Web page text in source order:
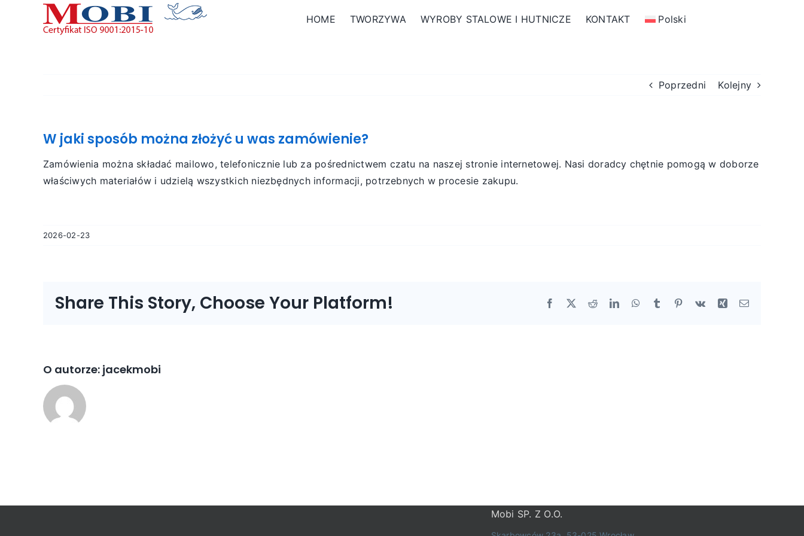
HOME TWORZYWA WYROBY STALOWE I HUTNICZE KONTAKT Polski
Poprzedni Kolejny
W jaki sposób można złożyć u was zamówienie?
Zamówienia można składać mailowo, telefonicznie lub za pośrednictwem czatu na naszej stronie internetowej. Nasi doradcy chętnie pomogą w doborze
właściwych materiałów i udzielą wszystkich niezbędnych informacji, potrzebnych w procesie zakupu.
2026-02-23
Share This Story, Choose Your Platform! Facebook RedditLinkedInWhatsApp
Tumblr Pinterest
Vk Xing Email
O autorze: jacekmobi
Mobi SP. Z O.O.